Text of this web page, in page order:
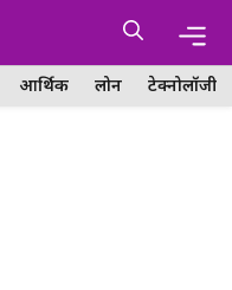
आर्थिक लोन टेक्नोलॉजी